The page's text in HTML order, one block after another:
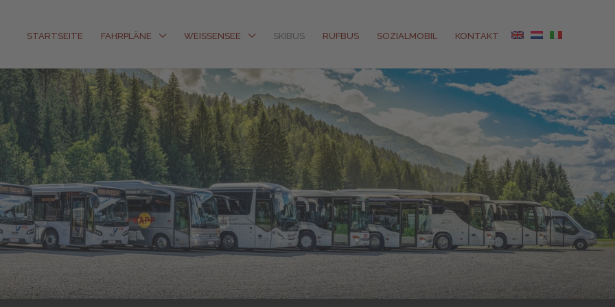
STARTSEITE FAHRPLÄNE WEISSENSEE SKIBUS RUFBUS SOZIALMOBIL KONTAKT